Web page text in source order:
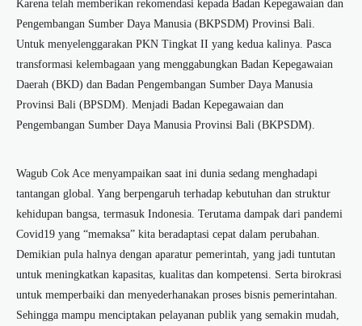
Karena telah memberikan rekomendasi kepada Badan Kepegawaian dan
Pengembangan Sumber Daya Manusia (BKPSDM) Provinsi Bali.
Untuk menyelenggarakan PKN Tingkat II yang kedua kalinya. Pasca
transformasi kelembagaan yang menggabungkan Badan Kepegawaian
Daerah (BKD) dan Badan Pengembangan Sumber Daya Manusia
Provinsi Bali (BPSDM). Menjadi Badan Kepegawaian dan
Pengembangan Sumber Daya Manusia Provinsi Bali (BKPSDM).
Wagub Cok Ace menyampaikan saat ini dunia sedang menghadapi
tantangan global. Yang berpengaruh terhadap kebutuhan dan struktur
kehidupan bangsa, termasuk Indonesia. Terutama dampak dari pandemi
Covid19 yang “memaksa” kita beradaptasi cepat dalam perubahan.
Demikian pula halnya dengan aparatur pemerintah, yang jadi tuntutan
untuk meningkatkan kapasitas, kualitas dan kompetensi. Serta birokrasi
untuk memperbaiki dan menyederhanakan proses bisnis pemerintahan.
Sehingga mampu menciptakan pelayanan publik yang semakin mudah,